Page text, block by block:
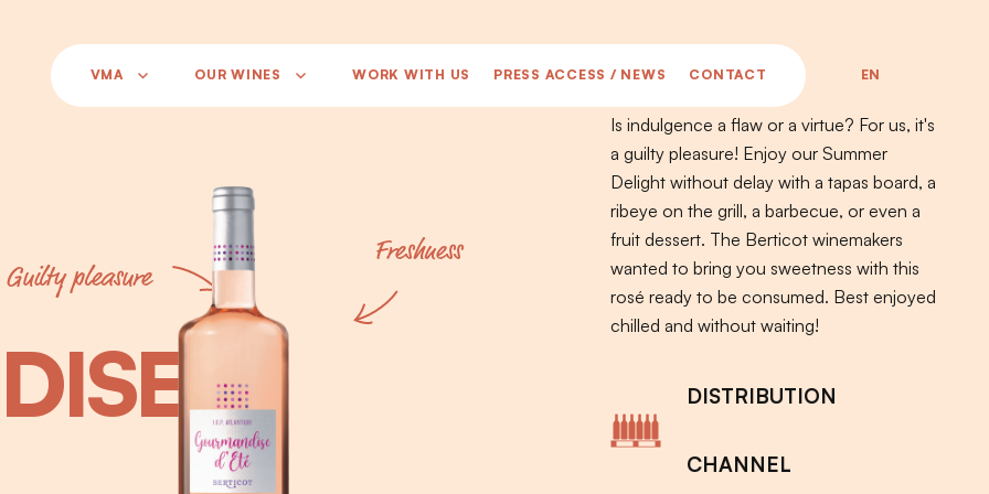
VMA OUR WINES WORK WITH US PRESS ACCESS / NEWS CONTACT EN
Guilty pleasure
Freshness
Is indulgence a flaw or a virtue? For us, it's
a guilty pleasure! Enjoy our Summer
Delight without delay with a tapas board, a
ribeye on the grill, a barbecue, or even a
fruit dessert. The Berticot winemakers
wanted to bring you sweetness with this
rosé ready to be consumed. Best enjoyed
chilled and without waiting!
DISTRIBUTION
CHANNEL